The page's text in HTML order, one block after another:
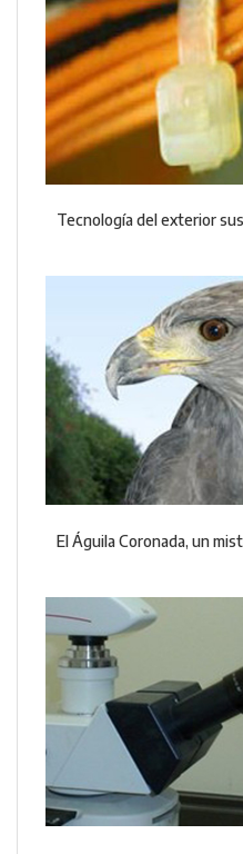
Tecnología del exterior
El Águila Coronada, un